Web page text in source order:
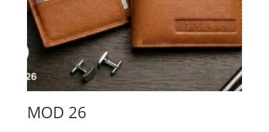
MOD 26